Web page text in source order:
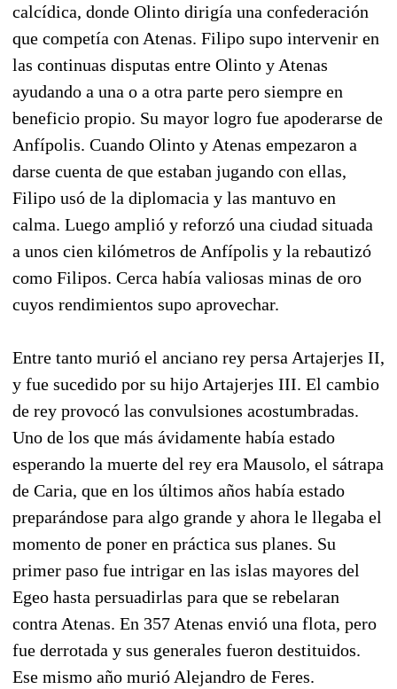
calcídica, donde Olinto dirigía una confederación
que competía con Atenas. Filipo supo intervenir en
las continuas disputas entre Olinto y Atenas
ayudando a una o a otra parte pero siempre en
beneficio propio. Su mayor logro fue apoderarse de
Anfípolis. Cuando Olinto y Atenas empezaron a
darse cuenta de que estaban jugando con ellas,
Filipo usó de la diplomacia y las mantuvo en
calma. Luego amplió y reforzó una ciudad situada
a unos cien kilómetros de Anfípolis y la rebautizó
como Filipos. Cerca había valiosas minas de oro
cuyos rendimientos supo aprovechar.
Entre tanto murió el anciano rey persa Artajerjes II,
y fue sucedido por su hijo Artajerjes III. El cambio
de rey provocó las convulsiones acostumbradas.
Uno de los que más ávidamente había estado
esperando la muerte del rey era Mausolo, el sátrapa
de Caria, que en los últimos años había estado
preparándose para algo grande y ahora le llegaba el
momento de poner en práctica sus planes. Su
primer paso fue intrigar en las islas mayores del
Egeo hasta persuadirlas para que se rebelaran
contra Atenas. En 357 Atenas envió una flota, pero
fue derrotada y sus generales fueron destituidos.
Ese mismo año murió Alejandro de Feres.